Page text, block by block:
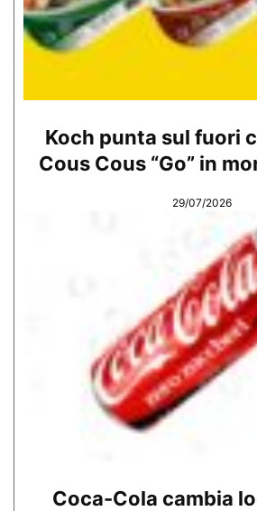
Koch punta sul fuori
Cous Cous “Go” in
29/07/2026
Coca-Cola cambia